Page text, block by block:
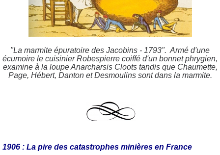
"La marmite épuratoire des Jacobins - 1793". Armé d'une
écumoire le cuisinier Robespierre coiffé d'un bonnet phrygien,
examine à la loupe Anarcharsis Cloots tandis que Chaumette,
Page, Hébert, Danton et Desmoulins sont dans la marmite.
1906 : La pire des catastrophes minières en France